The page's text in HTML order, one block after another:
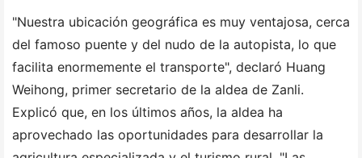
"Nuestra ubicación geográfica es muy ventajosa, cerca
del famoso puente y del nudo de la autopista, lo que
facilita enormemente el transporte", declaró Huang
Weihong, primer secretario de la aldea de Zanli.
Explicó que, en los últimos años, la aldea ha
aprovechado las oportunidades para desarrollar la